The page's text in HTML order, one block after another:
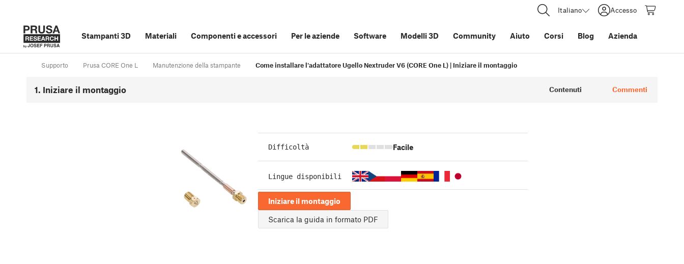
Italiano Accesso
Stampanti 3D Materiali Componenti e accessori Per le aziende Software Modelli 3D Community Aiuto Corsi Blog Azienda
Supporto Prusa CORE One L Manutenzione della stampante Come installare l'adattatore Ugello Nextruder V6 (CORE One L) | Iniziare il montaggio
1. Iniziare il montaggio Contenuti Commenti
Difficoltà Facile
Lingue disponibili
Iniziare il montaggio
Scarica la guida in formato PDF